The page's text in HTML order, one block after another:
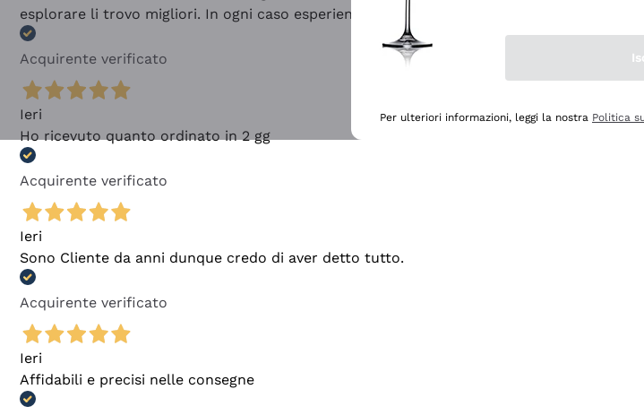
esplorare li trovo migliori. In ogni caso esperienza buona e lo consiglio! 👍
Acquirente verificato
Ieri
Ho ricevuto quanto ordinato in 2 gg
Acquirente verificato
Ieri
Sono Cliente da anni dunque credo di aver detto tutto.
Acquirente verificato
Ieri
Affidabili e precisi nelle consegne
Per ulteriori informazioni, leggi la nostra Politica